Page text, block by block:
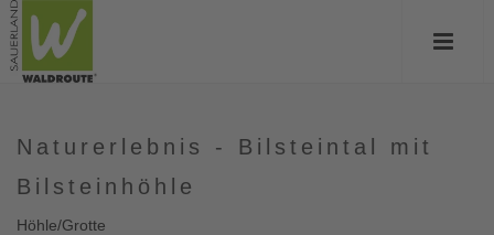
Naturerlebnis - Bilsteintal mit
Bilsteinhöhle
Höhle/Grotte